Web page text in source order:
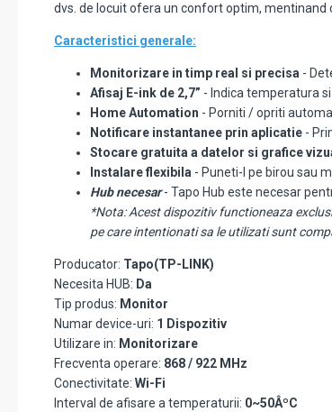
dvs. de locuit ofera un confort optim,
Caracteristici generale:
Monitorizare in timp real si precisa -
Afisaj E-ink de 2,7” - Indica temperatura
Home Automation - Porniti / opriti
Notificare instantanee prin aplicatie -
Stocare gratuita a datelor si grafice
Instalare flexibila - Puneti-l pe birou sau
Hub necesar- Tapo Hub este necesar
*Nota: Acest dispozitiv functioneaza
pe care intentionati sa le utilizati sunt
Producator: Tapo(TP-LINK)
Necesita HUB: Da
Tip produs: Monitor
Numar device-uri: 1 Dispozitiv
Utilizare in: Monitorizare
Frecventa operare: 868 / 922 MHz
Conectivitate: Wi-Fi
Interval de afisare a temperaturii: 0~50ÂºC